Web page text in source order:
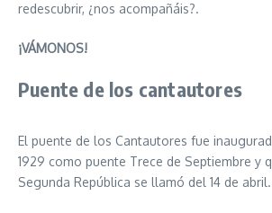
redescubrir, ¿nos acompañáis?.
¡VÁMONOS!
Puente de los cantautores
El puente de los Cantautores fue
1929 como puente Trece de Septiembre y
Segunda República se llamó del 14 de abril.